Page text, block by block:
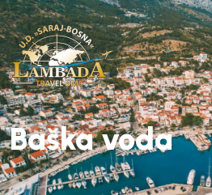
Baška voda